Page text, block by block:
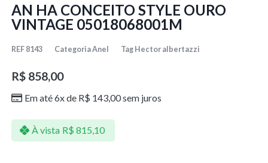
AN HA CONCEITO STYLE OURO
VINTAGE 05018068001M
REF 8143 CategoriaAnel Tag Hector albertazzi
R$858,00
Em até 6x de R$ 143,00sem juros
À vista R$ 815,10